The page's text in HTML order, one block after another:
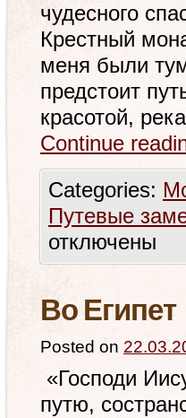
чудесного
Крестный
меня были
предстоит
красотой,
Continue
Categories:
Путевые
отключены
Во Египет
Posted on
«Господи
путю,